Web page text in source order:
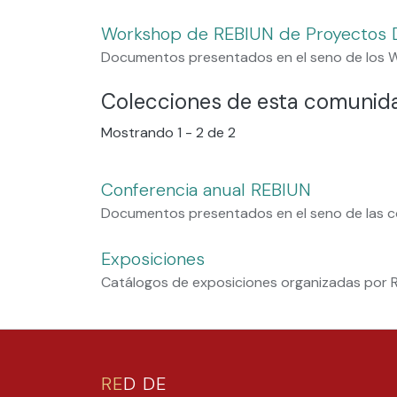
Workshop de REBIUN de Proyectos
Documentos presentados en el seno de los
Colecciones de esta
Mostrando 1 - 2 de 2
Conferencia anual REBIUN
Documentos presentados en el seno de las
Exposiciones
Catálogos de exposiciones organizadas por
RED DE